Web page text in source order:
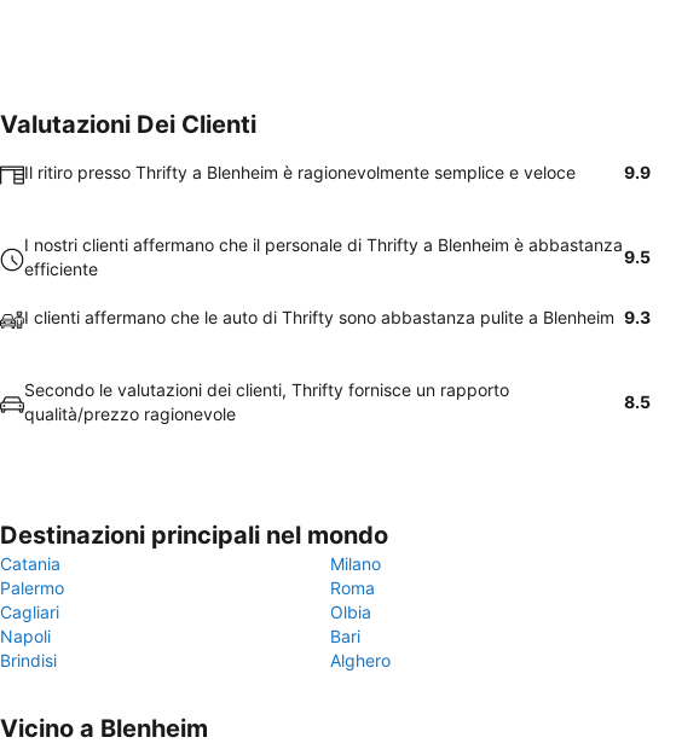
Valutazioni Dei Clienti
Il ritiro presso Thrifty a Blenheim è ragionevolmente semplice e veloce 9.9
I nostri clienti affermano che il personale di Thrifty a Blenheim è abbastanza
efficiente
9.5
I clienti affermano che le auto di Thrifty sono abbastanza pulite a Blenheim 9.3
Secondo le valutazioni dei clienti, Thrifty fornisce un rapporto
qualità/prezzo ragionevole
8.5
Destinazioni principali nel mondo
Catania
Milano
Palermo
Roma
Cagliari
Olbia
Napoli
Bari
Brindisi
Alghero
Vicino a Blenheim